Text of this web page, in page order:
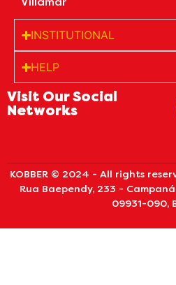
INSTITUTIONAL
HELP
Visit Our Social
Networks
KOBBER © 2024 - All rights
Rua Baependy, 233 -
09931-090,